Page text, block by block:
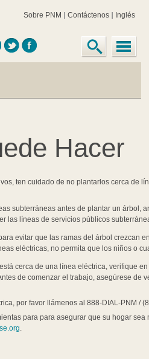
Sobre PNM Contáctenos Inglés
Hacer
ten cuidado de no plantarlos cerca de
subterráneas antes de plantar un árbol,
las líneas de servicios públicos
evitar que las ramas del árbol crezcan
eléctricas, no permita que los niños o
cerca de una línea eléctrica, verifique
de comenzar el trabajo, asegúrese de
por favor llámenos al 888-DIAL-PNM /
para para asegurar que su hogar
.